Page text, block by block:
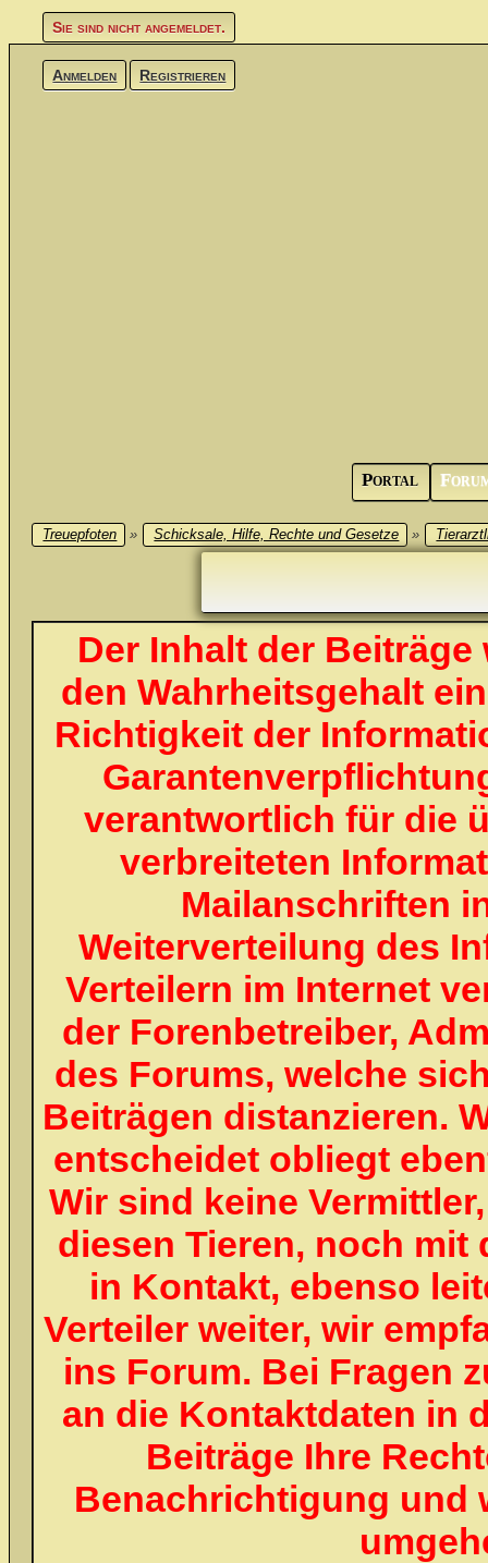
Sie sind nicht angemeldet.
Anmelden Registrieren
Portal
Treuepfoten » Schicksale, Hilfe, Rechte und Gesetze »
Der Inhalt der
den Wahrheitsgehalt
Richtigkeit der
verantwortlich für die
verbreiteten
Mailanschriften
Weiterverteilung des
Verteilern im Internet
der Forenbetreiber,
des Forums, welche
Beiträgen distanzieren.
entscheidet obliegt
Wir sind keine
diesen Tieren, noch mit
in Kontakt, ebenso
Verteiler weiter, wir
ins Forum. Bei Fragen
an die Kontaktdaten in
Beiträge Ihre
Benachrichtigung und